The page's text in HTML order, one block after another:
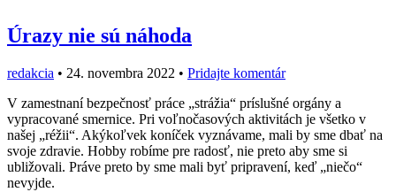
Úrazy nie sú náhoda
redakcia • 24. novembra 2022 • Pridajte komentár
V zamestnaní bezpečnosť práce „strážia“ príslušné orgány a
vypracované smernice. Pri voľnočasových aktivitách je všetko v
našej „réžii“. Akýkoľvek koníček vyznávame, mali by sme dbať na
svoje zdravie. Hobby robíme pre radosť, nie preto aby sme si
ubližovali. Práve preto by sme mali byť pripravení, keď „niečo“
nevyjde.